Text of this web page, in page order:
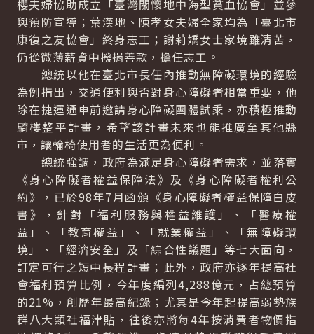
櫻夫婦協助成立「臺灣關懷地中海型貧血協會」並參
與預防宣導；葉漢地、陳孝女夫婦全家均為「臺北市
康復之友協會」終身志工；謝莉嬌女士家境雖清苦，
仍從微薄薪資中撥捐善款，擔任志工。
總統以他在臺北市長任內推動無障礙環境的經驗
為例指出，交通便利與否對身心障礙者相當重要，他
除在捷運通車前邀請身心障礙團體試乘，亦積極推動
騎樓整平計畫，希望該計畫未來也能推廣至其他縣
市，讓輪椅使用者的生活更為便利。
總統強調，政府為滿足身心障礙者需求，並落實
《身心障礙者權益保障法》及《身心障礙者權利公
約》，已於98年7月函頒《身心障礙者權益保障白皮
書》，針對「福利服務與權益維護」、「醫療權
益」、「教育權益」、「就業權益」、「無障礙環
境」、「經濟安全」及「綜合性議題」等七大面向，
訂定可行之短中長程計畫；此外，政府亦逐年提高社
會福利預算比例，今年度編列4,288億元，占總預算
的21%，創歷年最高紀錄；尤其是今年起提高弱勢族
群八大類社福津貼，往後亦將每4年按消費者物價指